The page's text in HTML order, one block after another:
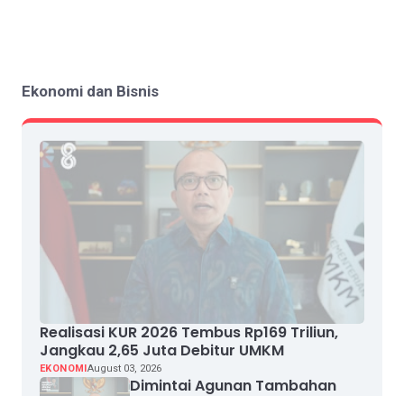
Ekonomi dan Bisnis
Realisasi KUR 2026 Tembus Rp169 Triliun,
Jangkau 2,65 Juta Debitur UMKM
EKONOMIAugust 03, 2026
Dimintai Agunan Tambahan